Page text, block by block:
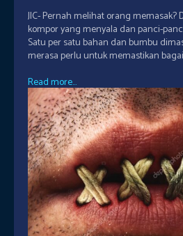
JIC- Pernah melihat orang
kompor yang menyala dan panci-
Satu per satu bahan dan bumbu
merasa perlu untuk memastikan
Read more...